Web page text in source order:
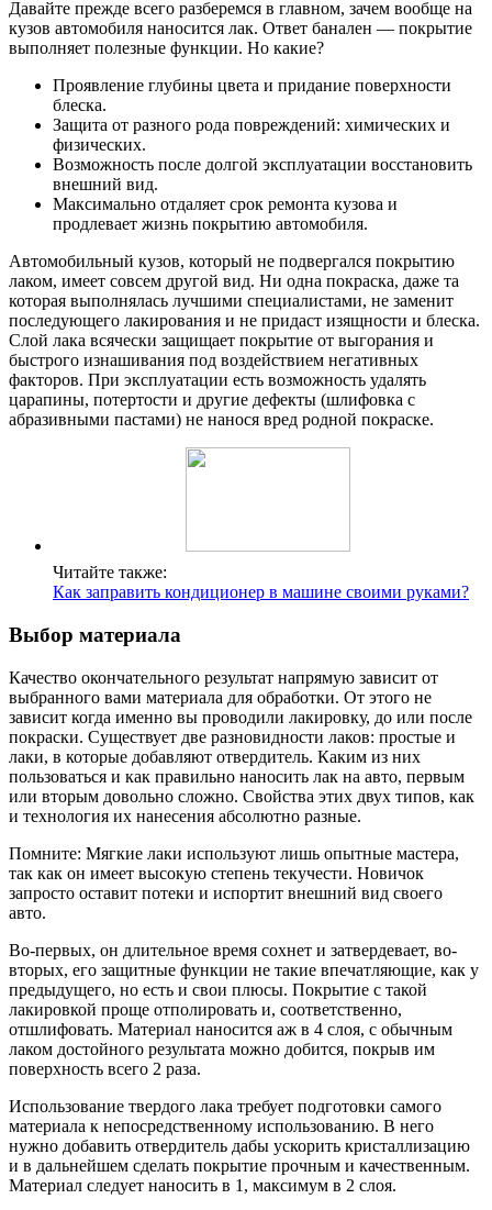
Давайте прежде всего разберемся в главном, зачем вообще на
кузов автомобиля наносится лак. Ответ банален — покрытие
выполняет полезные функции. Но какие?
Проявление глубины цвета и придание поверхности
блеска.
Защита от разного рода повреждений: химических и
физических.
Возможность после долгой эксплуатации восстановить
внешний вид.
Максимально отдаляет срок ремонта кузова и
продлевает жизнь покрытию автомобиля.
Автомобильный кузов, который не подвергался покрытию
лаком, имеет совсем другой вид. Ни одна покраска, даже та
которая выполнялась лучшими специалистами, не заменит
последующего лакирования и не придаст изящности и блеска.
Слой лака всячески защищает покрытие от выгорания и
быстрого изнашивания под воздействием негативных
факторов. При эксплуатации есть возможность удалять
царапины, потертости и другие дефекты (шлифовка с
абразивными пастами) не нанося вред родной покраске.
Читайте также:
Как заправить кондиционер в машине своими руками?
Выбор материала
Качество окончательного результат напрямую зависит от
выбранного вами материала для обработки. От этого не
зависит когда именно вы проводили лакировку, до или после
покраски. Существует две разновидности лаков: простые и
лаки, в которые добавляют отвердитель. Каким из них
пользоваться и как правильно наносить лак на авто, первым
или вторым довольно сложно. Свойства этих двух типов, как
и технология их нанесения абсолютно разные.
Помните: Мягкие лаки используют лишь опытные мастера,
так как он имеет высокую степень текучести. Новичок
запросто оставит потеки и испортит внешний вид своего
авто.
Во-первых, он длительное время сохнет и затвердевает, во-
вторых, его защитные функции не такие впечатляющие, как у
предыдущего, но есть и свои плюсы. Покрытие с такой
лакировкой проще отполировать и, соответственно,
отшлифовать. Материал наносится аж в 4 слоя, с обычным
лаком достойного результата можно добится, покрыв им
поверхность всего 2 раза.
Использование твердого лака требует подготовки самого
материала к непосредственному использованию. В него
нужно добавить отвердитель дабы ускорить кристаллизацию
и в дальнейшем сделать покрытие прочным и качественным.
Материал следует наносить в 1, максимум в 2 слоя.